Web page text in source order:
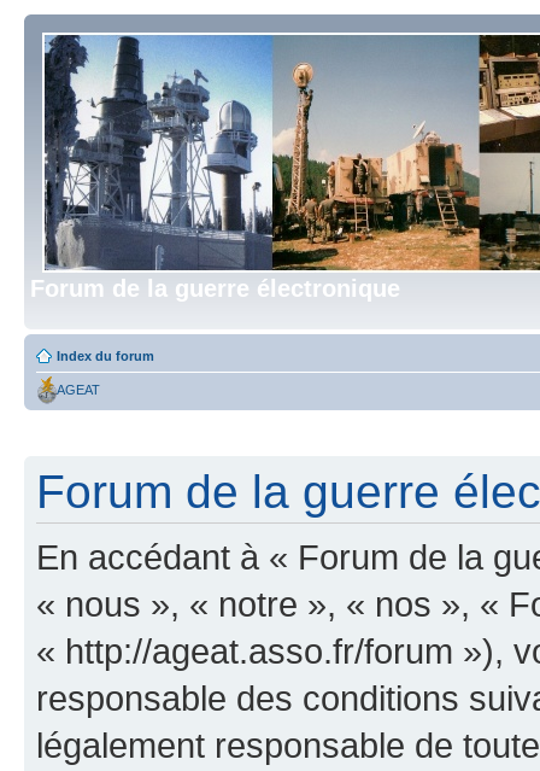
Forum de la guerre électronique
Index du forum
AGEAT
Forum de la guerre
En accédant à « Forum de la
« nous », « notre », « nos », «
« http://ageat.asso.fr/forum »),
responsable des conditions
légalement responsable de